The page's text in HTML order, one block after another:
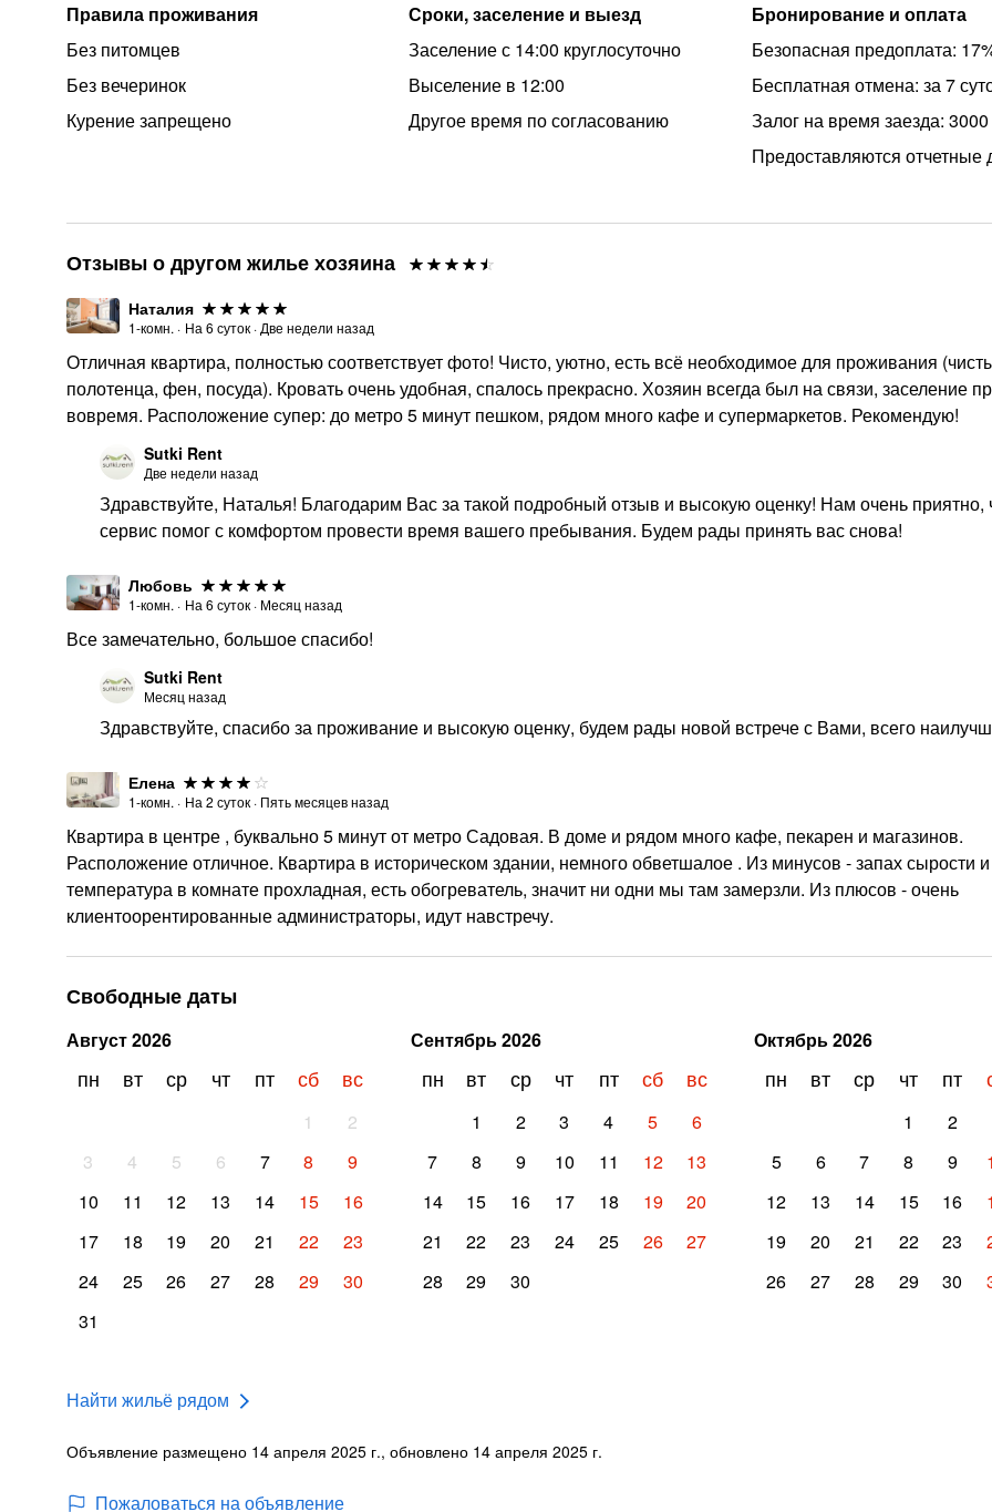
Правила проживания
Без питомцев
Без вечеринок
Курение запрещено
Сроки, заселение и выезд
Заселение с 14:00 круглосуточно
Выселение в 12:00
Другое время по согласованию
Бронирование и оплата
Безопасная предоплата:
Бесплатная отмена: за 7
Залог на время заезда:
Предоставляются отчетные
Свободные даты
Август2026
пн вт ср чт пт сб вс
1
2
3
4 5 6 7 8
9
10
11 12 13 14 15
16
17
18 19 20 21 22
23
24
25 26 27 28 29
30
31
Сентябрь2026
пн вт ср чт пт сб вс
1 2 3 4 5
6
7
8 9 10 11 12
13
14
15 16 17 18 19
20
21
22 23 24 25 26
27
28
29 30
Октябрь2026
пн вт ср чт пт
1 2
5
6 7 8 9
12
13 14 15 16
19
20 21 22 23
26
27 28 29 30
Отзывы о другом жилье хозяина
Наталия
1-комн. · На 6 суток · Две недели назад
Отличная квартира, полностью соответствует фото! Чисто, уютно, есть всё необходимое для проживания
полотенца, фен, посуда). Кровать очень удобная, спалось прекрасно. Хозяин всегда был на связи, заселение
вовремя. Расположение супер: до метро 5 минут пешком, рядом много кафе и супермаркетов. Рекомендую!
Sutki Rent
Две недели назад
Здравствуйте, Наталья! Благодарим Вас за такой подробный отзыв и высокую оценку! Нам очень приятно,
сервис помог с комфортом провести время вашего пребывания. Будем рады принять вас снова!
Любовь
1-комн. · На 6 суток · Месяц назад
Все замечательно, большое спасибо!
Sutki Rent
Месяц назад
Здравствуйте, спасибо за проживание и высокую оценку, будем рады новой встрече с Вами, всего
Елена
1-комн. · На 2 суток · Пять месяцев назад
Квартира в центре , буквально 5 минут от метро Садовая. В доме и рядом много кафе, пекарен и магазинов.
Расположение отличное. Квартира в историческом здании, немного обветшалое . Из минусов - запах сырости и
температура в комнате прохладная, есть обогреватель, значит ни одни мы там замерзли. Из плюсов - очень
клиентоорентированные администраторы, идут навстречу.
Найти жильё рядом
Объявление размещено 14 апреля 2025 г., обновлено 14 апреля 2025 г.
Пожаловаться на объявление